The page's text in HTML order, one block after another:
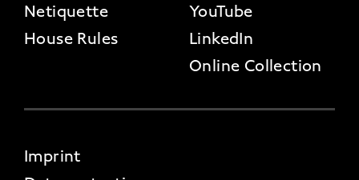
Netiquette
House Rules
YouTube
LinkedIn
Online Collection
FOOTER 4
Imprint